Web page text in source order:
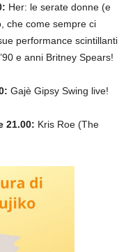
Her: le serate donne (e
che come sempre ci
performance scintillanti
e anni Britney Spears!
Gajè Gipsy Swing live!
21.00: Kris Roe (The